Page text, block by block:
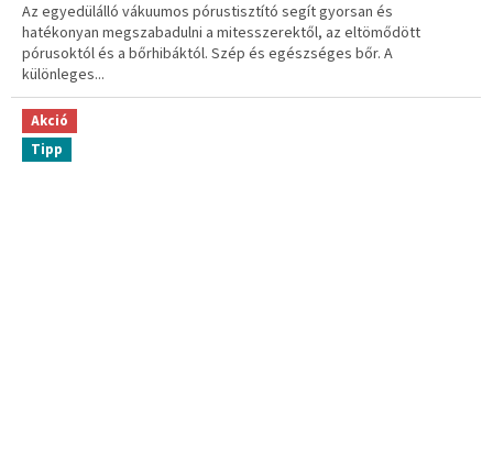
Az egyedülálló vákuumos pórustisztító segít gyorsan és
hatékonyan megszabadulni a mitesszerektől, az eltömődött
pórusoktól és a bőrhibáktól. Szép és egészséges bőr. A
különleges...
Akció
Tipp